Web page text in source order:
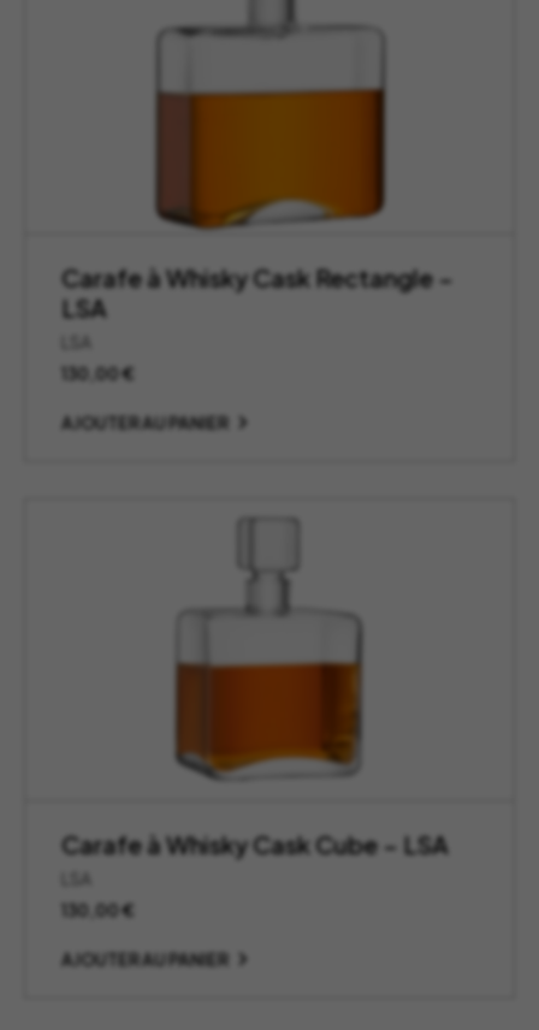
Carafe à Whisky Cask Rectangle –
LSA
130,00€
AJOUTER AU PANIER
Carafe à Whisky Cask Cube – LSA
130,00€
AJOUTER AU PANIER